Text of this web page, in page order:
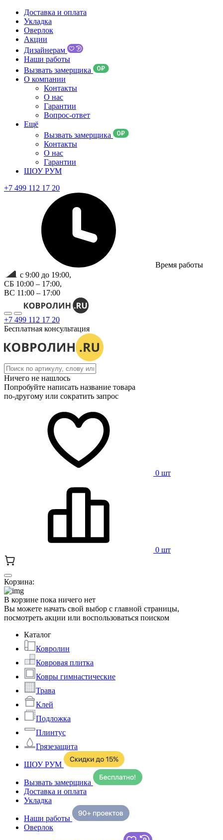
Доставка и оплата
Укладка
Оверлок
Акции
Дизайнерам
Наши работы
Вызвать замерщика
О компании
Контакты
О нас
Гарантии
Вопрос-ответ
Ещё
Вызвать замерщика
Контакты
О нас
Гарантии
ШОУ РУМ
+7 499 112 17 20
Время работы
с 9:00 до 19:00,
СБ 10:00 – 17:00,
ВС 11:00 – 17:00
+7 499 112 17 20
Бесплатная консультация
Ничего не нашлось
Попробуйте написать название товара
по-другому или сократить запрос
0 шт
0 шт
Корзина:
В корзине пока ничего нет
Вы можете начать свой выбор с главной страницы,
посмотреть акции или воспользоваться поиском
Каталог
Ковролин
Ковровая плитка
Ковры гимнастические
Трава
Клей
Подложка
Плинтус
Грязезащита
ШОУ РУМ
Вызвать замерщика
Доставка и оплата
Укладка
Наши работы
Оверлок